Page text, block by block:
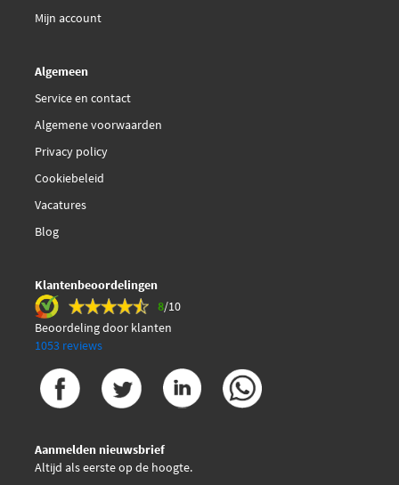
Mijn account
Algemeen
Service en contact
Algemene voorwaarden
Privacy policy
Cookiebeleid
Vacatures
Blog
Klantenbeoordelingen
8/10
Beoordeling door klanten
1053 reviews
Aanmelden nieuwsbrief
Altijd als eerste op de hoogte.